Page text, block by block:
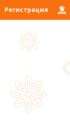
Регистрация